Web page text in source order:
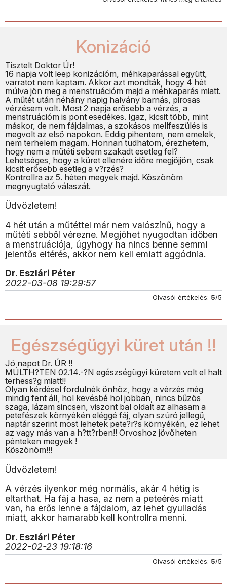
Konizáció
Tisztelt Doktor Úr!
16 napja volt leep konizációm, méhkaparással együtt,
varratot nem kaptam. Akkor azt mondták, hogy 4 hét
múlva jön meg a menstruációm majd a méhkaparás miatt.
A műtét után néhány napig halvány barnás, pirosas
vérzésem volt. Most 2 napja erősebb a vérzés, a
menstruációm is pont esedékes. Igaz, kicsit több, mint
máskor, de nem fájdalmas, a szokásos mellfeszülés is
megvolt az első napokon. Eddig pihentem, nem emelek,
nem terhelem magam. Honnan tudhatom, érezhetem,
hogy nem a műtéti sebem szakadt esetleg fel?
Lehetséges, hogy a küret ellenére időre megjöjjön, csak
kicsit erősebb esetleg a v?rzés?
Kontrollra az 5. héten megyek majd. Köszönöm
megnyugtató válaszát.
Üdvözletem!
4 hét után a műtéttel már nem valószínű, hogy a
műtéti sebből vérezne. Megjöhet nyugodtan időben
a menstruációja, úgyhogy ha nincs benne semmi
jelentős eltérés, akkor nem kell emiatt aggódnia.
Dr. Eszlári Péter
2022-03-08 19:29:57
Olvasói értékelés: 5/5
Egészségügyi küret után !!
Jó napot Dr. ÚR !!
MÚLTH?TEN 02.14.-?N egészségügyi küretem volt el halt
terhess?g miatt!!
Olyan kérdésel fordulnék önhöz, hogy a vérzés még
mindig fent áll, hol kevésbé hol jobban, nincs bűzös
szaga, lázam sincsen, viszont bal oldalt az alhasam a
petefészek környékén eléggé fáj, olyan szúró jellegű,
naptár szerint most lehetek pete?r?s környékén, ez lehet
az vagy más van a h?tt?rben!! Orvoshoz jövőheten
pénteken megyek !
Köszönöm!!!
Üdvözletem!
A vérzés ilyenkor még normális, akár 4 hétig is
eltarthat. Ha fáj a hasa, az nem a peteérés miatt
van, ha erős lenne a fájdalom, az lehet gyulladás
miatt, akkor hamarabb kell kontrollra menni.
Dr. Eszlári Péter
2022-02-23 19:18:16
Olvasói értékelés: 5/5